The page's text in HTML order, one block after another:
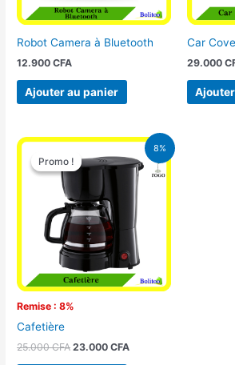
Robot Camera à Bluetooth
12.900CFA
Ajouter au panier
Car
29.000
8%
Promo !
Remise : 8%
Promo !
Cafetière
25.000CFA
Le
prix
initial
25.000 CFA.
23.000CFA
Le
prix
actuel
est :
23.000 CFA.